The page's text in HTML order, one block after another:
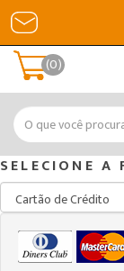
(0)
SELECIONE A